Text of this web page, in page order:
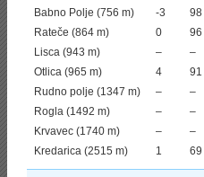
Babno Polje (756 m)
-3
98
Rateče (864 m)
0 96
Lisca (943 m)
– –
Otlica (965 m)
4 91
Rudno polje (1347 m)
– –
Rogla (1492 m)
– –
Krvavec (1740 m)
– –
Kredarica (2515 m)
1 69